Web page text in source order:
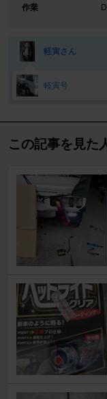
作業
軽寅さん
軽寅号
この記事を見た